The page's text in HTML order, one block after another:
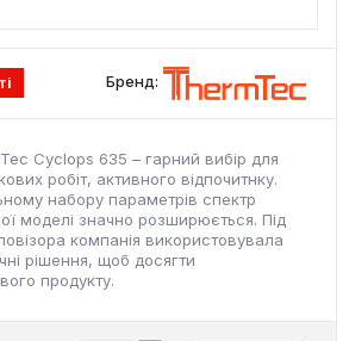
Бренд:
Cyclops 635 – гарний вибір для
робіт, активного відпочитнку.
набору параметрів спектр
моделі значно розширюється. Під
компанія використовувала
рішення, щоб досягти
продукту.